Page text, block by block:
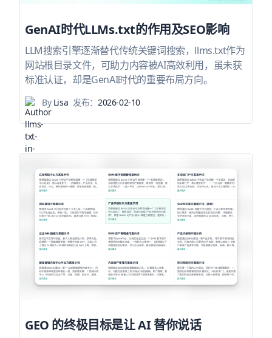
GenAI时代LLMs.txt的作用及SEO影响
LLM搜索引擎逐渐替代传统关键词搜索，llms.txt作为
网站根目录文件，可助力内容被AI高效利用，虽未获
标准认证，却是GenAI时代的重要布局方向。
ByLisa 发布：2026-02-10
GEO 的终极目标是让 AI 替你说话